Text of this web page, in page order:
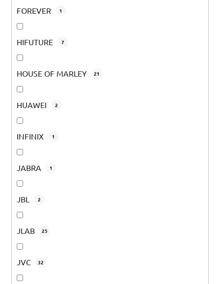
FOREVER 1
HIFUTURE 7
HOUSE OF MARLEY 21
HUAWEI 2
INFINIX 1
JABRA 1
JBL 2
JLAB 25
JVC 32